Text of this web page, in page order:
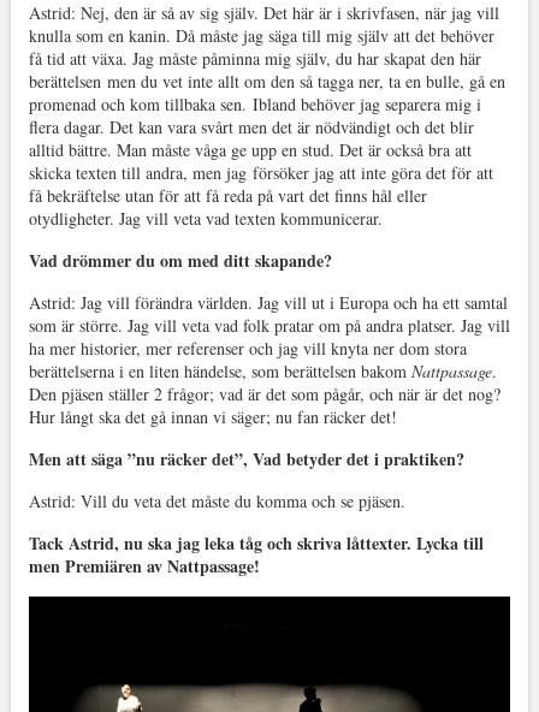
Astrid: Nej, den är så av sig själv. Det här är i skrivfasen, när jag vill
knulla som en kanin. Då måste jag säga till mig själv att det behöver
få tid att växa. Jag måste påminna mig själv, du har skapat den här
berättelsen men du vet inte allt om den så tagga ner, ta en bulle, gå en
promenad och kom tillbaka sen. Ibland behöver jag separera mig i
flera dagar. Det kan vara svårt men det är nödvändigt och det blir
alltid bättre. Man måste våga ge upp en stud. Det är också bra att
skicka texten till andra, men jag försöker jag att inte göra det för att
få bekräftelse utan för att få reda på vart det finns hål eller
otydligheter. Jag vill veta vad texten kommunicerar.
Vad drömmer du om med ditt skapande?
Astrid: Jag vill förändra världen. Jag vill ut i Europa och ha ett samtal
som är större. Jag vill veta vad folk pratar om på andra platser. Jag vill
ha mer historier, mer referenser och jag vill knyta ner dom stora
berättelserna i en liten händelse, som berättelsen bakom Nattpassage.
Den pjäsen ställer 2 frågor; vad är det som pågår, och när är det nog?
Hur långt ska det gå innan vi säger; nu fan räcker det!
Men att säga ”nu räcker det”, Vad betyder det i praktiken?
Astrid: Vill du veta det måste du komma och se pjäsen.
Tack Astrid, nu ska jag leka tåg och skriva låttexter. Lycka till
men Premiären av Nattpassage!